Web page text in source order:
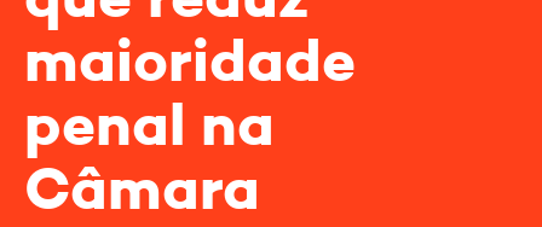
maioridade
penal na
Câmara